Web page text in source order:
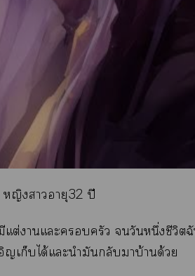
ญิงาอายุ32 ปี
ต่งานแะครัว วันหนึ่งชีวิตฉั
ญเก็บได้แะนำมันกลับมาบ้านด้วย